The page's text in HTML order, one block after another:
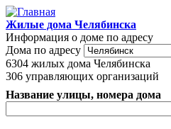
Перейти к основному содержанию
Жилые дома Челябинска
Информация о доме по адресу
Дома по адресу
6304 жилых дома Челябинска
306 управляющих организаций
Название улицы, номера дома